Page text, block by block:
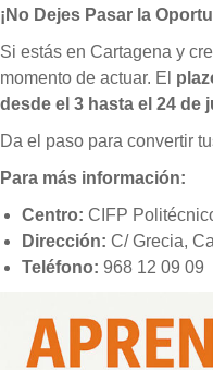
¡No Dejes Pasar la
Si estás en Cartagena y
momento de actuar. El
desde el 3 hasta el 24 de
Da el paso para convertir
Para más información:
Centro: CIFP
Dirección: C/ Grecia,
Teléfono: 968 12 09 09